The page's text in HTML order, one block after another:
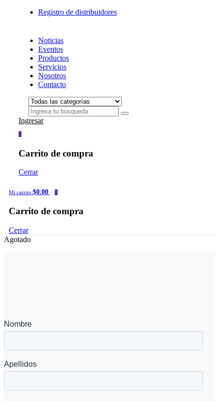
Registro de distribuidores
Noticias
Eventos
Productos
Servicios
Nosotros
Contacto
Ingresar
0
Carrito de compra
Cerrar
Mi carrito $0.00 0
Carrito de compra
Cerrar
Agotado